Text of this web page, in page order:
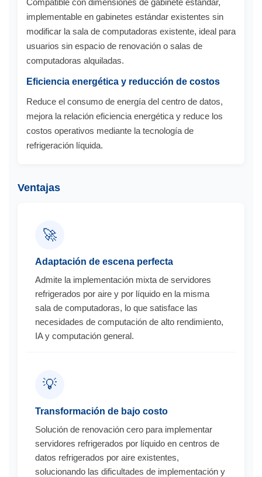
implementable en gabinetes estándar existentes sin
modificar la sala de computadoras existente, ideal para
usuarios sin espacio de renovación o salas de
computadoras alquiladas.
Eficiencia energética y reducción de costos
Reduce el consumo de energía del centro de datos,
mejora la relación eficiencia energética y reduce los
costos operativos mediante la tecnología de
refrigeración líquida.
Ventajas
🚀
Adaptación de escena perfecta
Admite la implementación mixta de servidores
refrigerados por aire y por líquido en la misma
sala de computadoras, lo que satisface las
necesidades de computación de alto rendimiento,
IA y computación general.
💡
Transformación de bajo costo
Solución de renovación cero para implementar
servidores refrigerados por líquido en centros de
datos refrigerados por aire existentes,
solucionando las dificultades de implementación y